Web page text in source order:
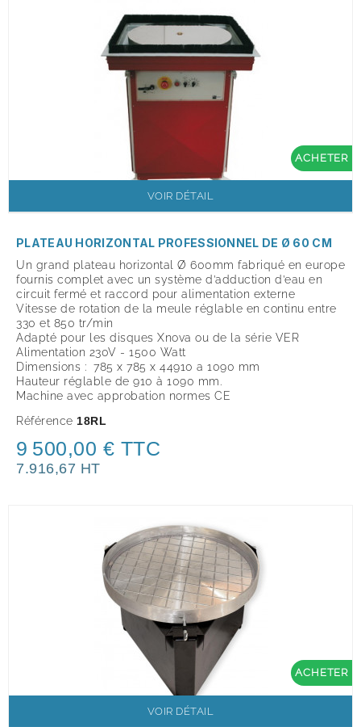
ACHETER
VOIR DÉTAIL
PLATEAU HORIZONTAL PROFESSIONNEL DE Ø 60 CM
Un grand plateau horizontal Ø 600mm fabriqué en europe
fournis complet avec un système d’adduction d’eau en
circuit fermé et raccord pour alimentation externe
Vitesse de rotation de la meule réglable en continu entre
330 et 850 tr/min
Adapté pour les disques Xnova ou de la série VER
Alimentation 230V - 1500 Watt
Dimensions : 785 x 785 x 44910 a 1090 mm
Hauteur réglable de 910 à 1090 mm.
Machine avec approbation normes CE
Référence 18RL
9 500,00 € TTC
7.916,67 HT
ACHETER
VOIR DÉTAIL